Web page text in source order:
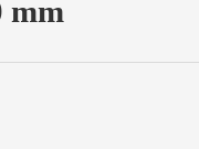
mm